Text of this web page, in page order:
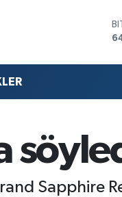
Sapphire